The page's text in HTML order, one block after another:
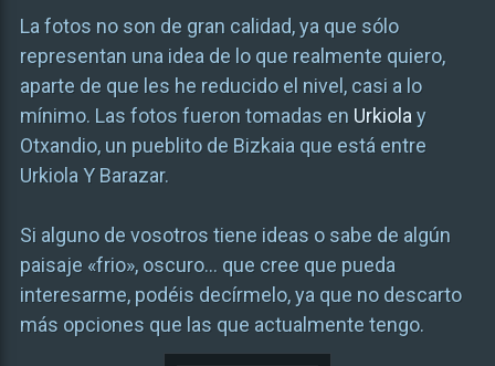
La fotos no son de gran calidad, ya que sólo
representan una idea de lo que realmente quiero,
aparte de que les he reducido el nivel, casi a lo
mínimo. Las fotos fueron tomadas en Urkiola y
Otxandio, un pueblito de Bizkaia que está entre
Urkiola Y Barazar.
Si alguno de vosotros tiene ideas o sabe de algún
paisaje «frio», oscuro… que cree que pueda
interesarme, podéis decírmelo, ya que no descarto
más opciones que las que actualmente tengo.